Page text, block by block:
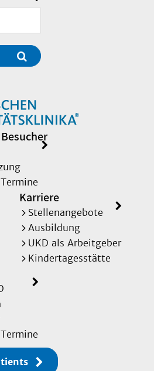
Karriere
Stellenangebote
Ausbildung
UKD als Arbeitgeber
Kindertagesstätte